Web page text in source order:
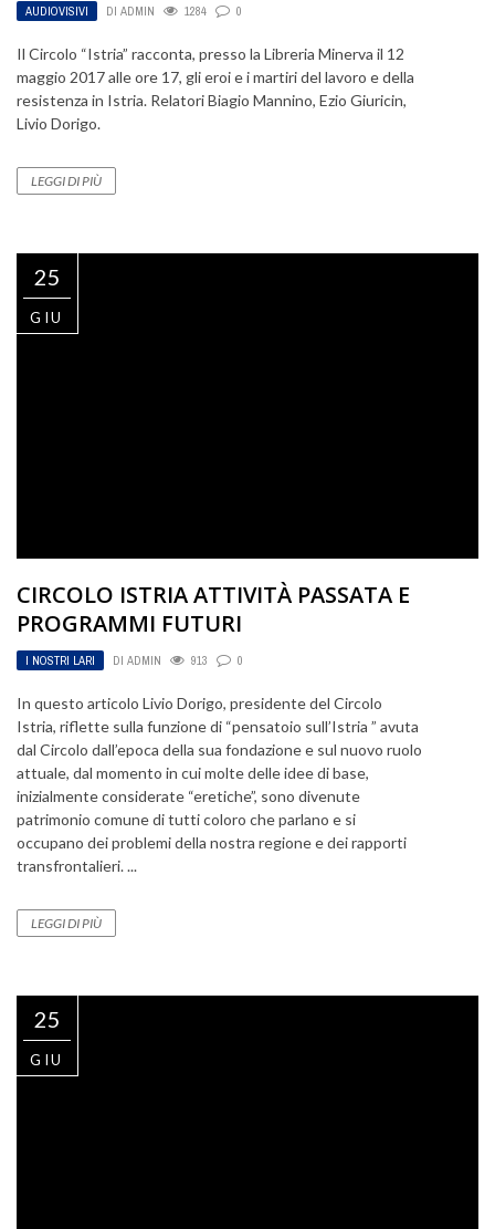
AUDIOVISIVI DI ADMIN 1284 0
Il Circolo “Istria” racconta, presso la Libreria Minerva il 12
maggio 2017 alle ore 17, gli eroi e i martiri del lavoro e della
resistenza in Istria. Relatori Biagio Mannino, Ezio Giuricin,
Livio Dorigo.
LEGGI DI PIÙ
25
GIU
CIRCOLO ISTRIA ATTIVITÀ PASSATA E
PROGRAMMI FUTURI
I NOSTRI LARI DI ADMIN 913 0
In questo articolo Livio Dorigo, presidente del Circolo
Istria, riflette sulla funzione di “pensatoio sull’Istria ” avuta
dal Circolo dall’epoca della sua fondazione e sul nuovo ruolo
attuale, dal momento in cui molte delle idee di base,
inizialmente considerate “eretiche”, sono divenute
patrimonio comune di tutti coloro che parlano e si
occupano dei problemi della nostra regione e dei rapporti
transfrontalieri. ...
LEGGI DI PIÙ
25
GIU